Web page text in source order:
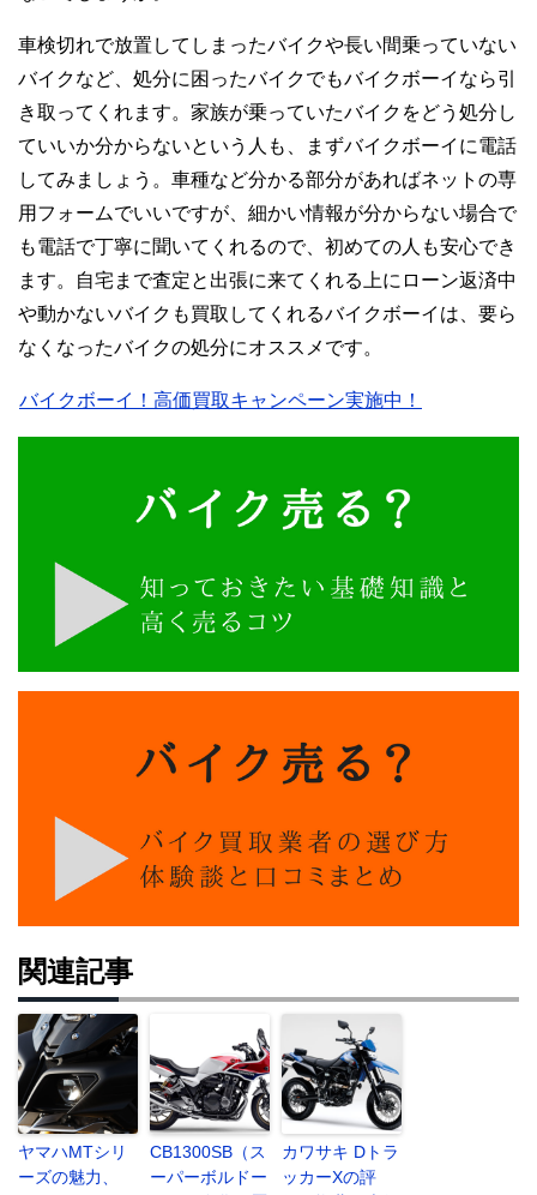
車検切れで放置してしまったバイクや長い間乗っていない
バイクなど、処分に困ったバイクでもバイクボーイなら引
き取ってくれます。家族が乗っていたバイクをどう処分し
ていいか分からないという人も、まずバイクボーイに電話
してみましょう。車種など分かる部分があればネットの専
用フォームでいいですが、細かい情報が分からない場合で
も電話で丁寧に聞いてくれるので、初めての人も安心でき
ます。自宅まで査定と出張に来てくれる上にローン返済中
や動かないバイクも買取してくれるバイクボーイは、要ら
なくなったバイクの処分にオススメです。
バイクボーイ！高価買取キャンペーン実施中！
関連記事
ヤマハMTシリ
ーズの魅力、
CB1300SB（ス
ーパーボルドー
カワサキ Dトラ
ッカーXの評